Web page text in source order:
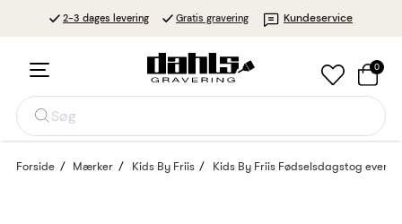
2-3 dages levering Gratis gravering Kundeservice
Søg
0
Forside Mærker Kids By Friis Kids By Friis Fødselsdagstog